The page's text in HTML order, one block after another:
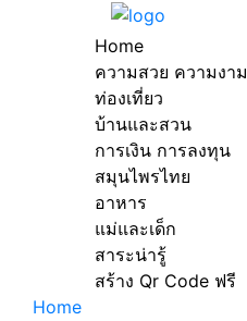
Home
ความสวย ความงาม
ท่องเที่ยว
บ้านและสวน
การเงิน การลงทุน
สมุนไพรไทย
อาหาร
แม่และเด็ก
สาระน่ารู้
สร้าง Qr Code ฟรี
Home